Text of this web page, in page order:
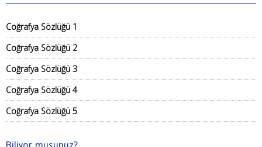
Coğrafya Sözlüğü 1
Coğrafya Sözlüğü 2
Coğrafya Sözlüğü 3
Coğrafya Sözlüğü 4
Coğrafya Sözlüğü 5